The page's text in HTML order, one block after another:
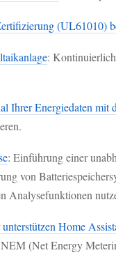
(UL61010)
:
Ihrer Energiedaten mit
: Einführung einer
von
Analysefunktionen
Home
(Net Energy